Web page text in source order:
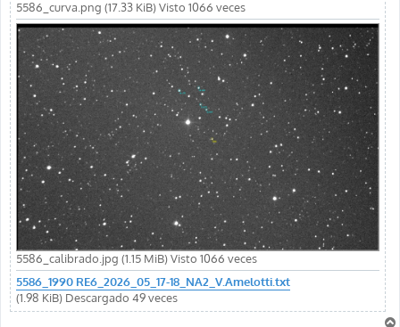
5586_curva.png (17.33 KiB) Visto 1066 veces
5586_calibrado.jpg (1.15 MiB) Visto 1066 veces
5586_1990 RE6_2026_05_17-18_NA2_V.Amelotti.txt
(1.98 KiB) Descargado 49 veces